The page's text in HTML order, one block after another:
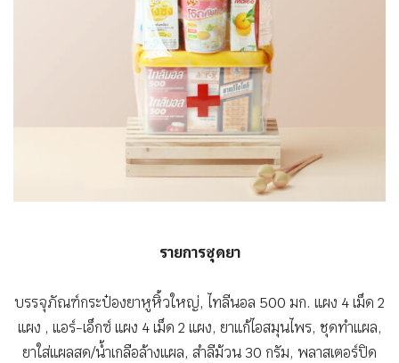
รายการชุดยา
บรรจุภัณฑ์กระป๋องยาหูหิ้วใหญ่, ไทลีนอล 500 มก. แผง 4 เม็ด 2
แผง , แอร์-เอ็กซ์ แผง 4 เม็ด 2 แผง, ยาแก้ไอสมุนไพร, ชุดทำแผล,
ยาใส่แผลสด/น้ำเกลือล้างแผล, สำลีม้วน 30 กรัม, พลาสเตอร์ปิด